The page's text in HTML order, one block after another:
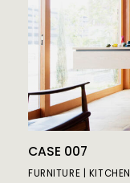
CASE 007
FURNITURE KITCHEN